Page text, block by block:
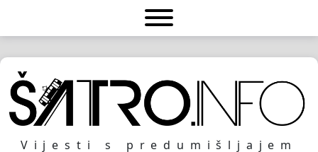
Vijesti s predumišljajem